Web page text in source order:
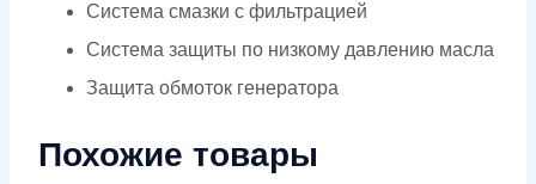
Система смазки с фильтрацией
Система защиты по низкому давлению масла
Защита обмоток генератора
Похожие товары